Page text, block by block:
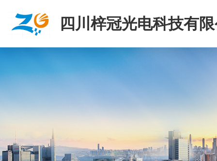
四川梓冠光电科技有